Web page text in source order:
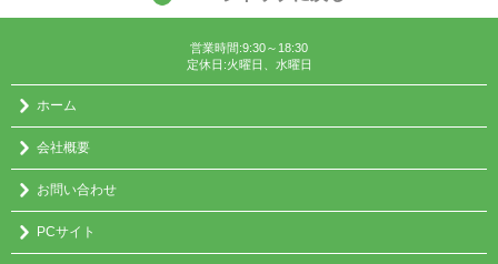
営業時間:9:30～18:30
定休日:火曜日、水曜日
ホーム
会社概要
お問い合わせ
PCサイト